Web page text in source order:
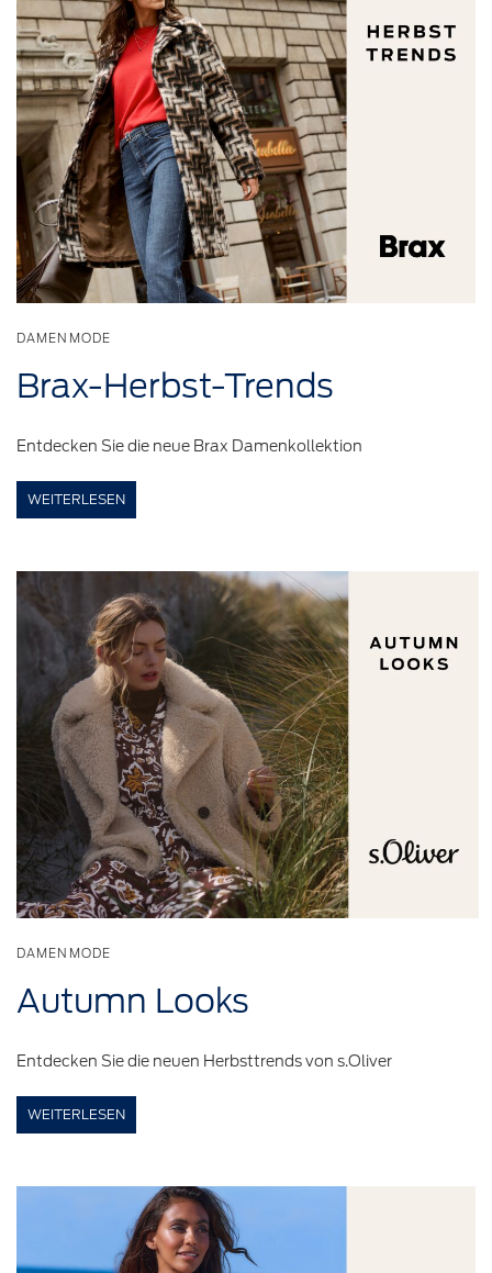
DAMENMODE
Brax-Herbst-Trends
Entdecken Sie die neue Brax Damenkollektion
WEITERLESEN
DAMENMODE
Autumn Looks
Entdecken Sie die neuen Herbsttrends von s.Oliver
WEITERLESEN